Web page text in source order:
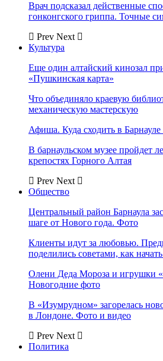
Врач подсказал действенные
гонконгского гриппа. Точные
Prev Next
Культура
Еще один алтайский кинозал
«Пушкинская карта»
Что объединяло краевую
механическую мастерскую
Афиша. Куда сходить в
В барнаульском музее пройдет
крепостях Горного Алтая
Prev Next
Общество
Центральный район Барнаула
шаге от Нового года. Фото
Клиенты идут за любовью.
поделились советами, как
Олени Деда Мороза и игрушки
Новогодние фото
В «Изумрудном» загорелась
в Лондоне. Фото и видео
Prev Next
Политика